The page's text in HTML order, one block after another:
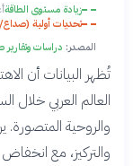
زيادة مستوى الطاقة
تحديات أولية
المصدر: دراسات
تُظهر البيانات أن
العالم العربي خلال
والروحية
والتركيز، مع